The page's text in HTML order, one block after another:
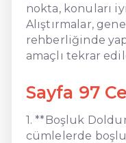
nokta, konuları
Alıştırmalar,
rehberliğinde
amaçlı tekrar
Sayfa 97
1. **Boşluk
cümlelerde